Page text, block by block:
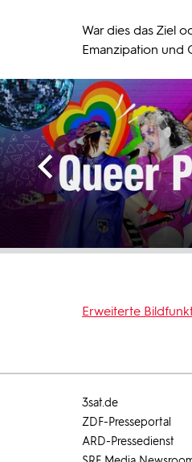
War dies das Ziel
Emanzipation und
Erweiterte
3sat.de
ZDF-Presseportal
ARD-Pressedienst